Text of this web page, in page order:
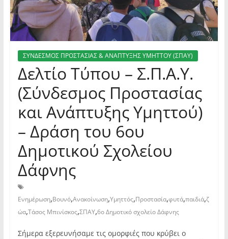
ΣΥΝΔΕΣΜΟΣ ΠΡΟΣΤΑΣΙΑΣ & ΑΝΑΠΤΥΞΗΣ ΥΜΗΤΤΟΥ (ΣΠΑΥ)
Δελτίο Τύπου – Σ.Π.Α.Υ.
(Σύνδεσμος Προστασίας
και Ανάπτυξης Υμηττού)
– Δράση του 6ου
Δημοτικού Σχολείου
Δάφνης
Ενημέρωση,Βουνό,Ανακοίνωση,Υμηττός,Προστασία,φυτά,παιδιά,ζ
ώα,Τάσος Μπινίσκος,ΣΠΑΥ,6ο Δημοτικό σχολείο Δάφνης
Σήμερα εξερευνήσαμε τις ομορφιές που κρύβει ο